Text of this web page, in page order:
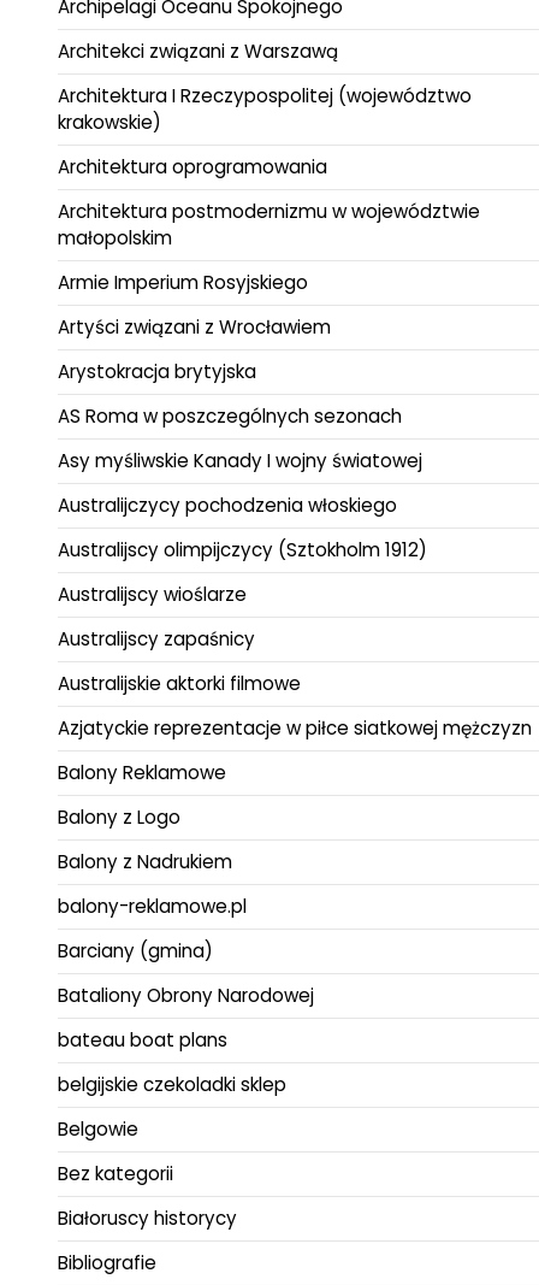
Archipelagi Oceanu Spokojnego
Architekci związani z Warszawą
Architektura I Rzeczypospolitej (województwo
krakowskie)
Architektura oprogramowania
Architektura postmodernizmu w województwie
małopolskim
Armie Imperium Rosyjskiego
Artyści związani z Wrocławiem
Arystokracja brytyjska
AS Roma w poszczególnych sezonach
Asy myśliwskie Kanady I wojny światowej
Australijczycy pochodzenia włoskiego
Australijscy olimpijczycy (Sztokholm 1912)
Australijscy wioślarze
Australijscy zapaśnicy
Australijskie aktorki filmowe
Azjatyckie reprezentacje w piłce siatkowej mężczyzn
Balony Reklamowe
Balony z Logo
Balony z Nadrukiem
balony-reklamowe.pl
Barciany (gmina)
Bataliony Obrony Narodowej
bateau boat plans
belgijskie czekoladki sklep
Belgowie
Bez kategorii
Białoruscy historycy
Bibliografie